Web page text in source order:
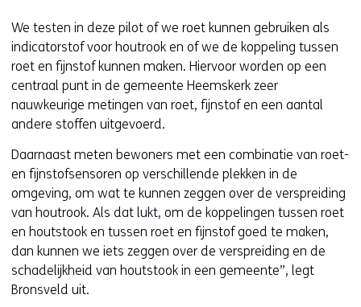
n
n
i
e
u
e
n
s
e
r
)
We testen in deze pilot of we roet kunnen gebruiken als
indicatorstof voor houtrook en of we de koppeling tussen
roet en fijnstof kunnen maken. Hiervoor worden op een
centraal punt in de gemeente Heemskerk zeer
nauwkeurige metingen van roet, fijnstof en een aantal
andere stoffen uitgevoerd.
Daarnaast meten bewoners met een combinatie van roet-
en fijnstofsensoren op verschillende plekken in de
omgeving, om wat te kunnen zeggen over de verspreiding
van houtrook. Als dat lukt, om de koppelingen tussen roet
en houtstook en tussen roet en fijnstof goed te maken,
dan kunnen we iets zeggen over de verspreiding en de
schadelijkheid van houtstook in een gemeente”, legt
Bronsveld uit.